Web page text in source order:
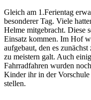
Gleich am 1.Ferientag
besonderer Tag. Viele
Helme mitgebracht. Diese
Einsatz kommen. Im Hof
aufgebaut, den es
zu meistern galt. Auch
Fahrradfahren wurden
Kinder ihr in der
stellen.